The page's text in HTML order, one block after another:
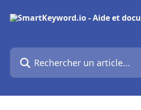
Rechercher un article...